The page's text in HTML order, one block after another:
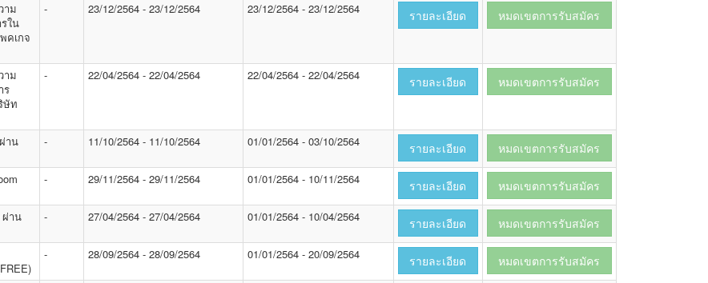
าม
ใน
คเกจ
- 23/12/2564 - 23/12/2564 23/12/2564 - 23/12/2564 รายละเอียด หมดเขตการรับสมัคร
าม
ร
ษัท
- 22/04/2564 - 22/04/2564 22/04/2564 - 22/04/2564 รายละเอียด หมดเขตการรับสมัคร
าน
- 11/10/2564 - 11/10/2564 01/01/2564 - 03/10/2564 รายละเอียด หมดเขตการรับสมัคร
- 29/11/2564 - 29/11/2564 01/01/2564 - 10/11/2564 รายละเอียด หมดเขตการรับสมัคร
ผ่าน
- 27/04/2564 - 27/04/2564 01/01/2564 - 10/04/2564 รายละเอียด หมดเขตการรับสมัคร
- 28/09/2564 - 28/09/2564 01/01/2564 - 20/09/2564 รายละเอียด หมดเขตการรับสมัคร